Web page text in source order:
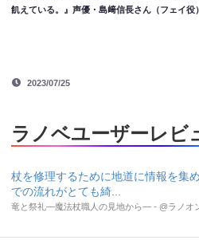
飢えている。』声優・島﨑信長さん（フェイ役）
2023/07/25
ラノベユーザーレビ
杖を修理するために地道に情報を集
での流れがとても綺...
竜と祭礼―魔法杖職人の見地から― - @ラノオ